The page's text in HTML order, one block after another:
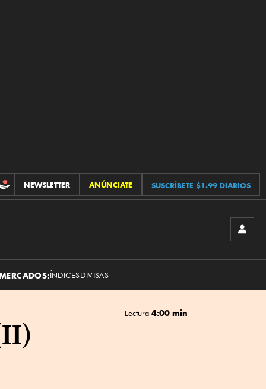
CONTRIBUCIONES
NEWSLETTER ANÚNCIATE SUSCRÍBETE $1.99 DIARIOS
ÍNDICESDIVISAS
Lectura 4:00 min